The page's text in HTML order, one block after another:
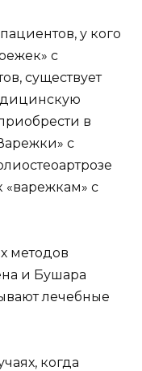
у кого
с
существует
в
с
«варежкам» с
методов
и Бушара
лечебные
когда